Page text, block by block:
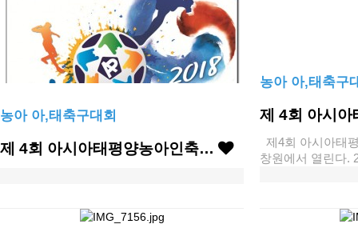
농아 아,태축구대회
제 4회 아시아태평양농아인축…
농아 아,태축구
제 4회 아시
제4회 아시아태
창원에서 열린다.